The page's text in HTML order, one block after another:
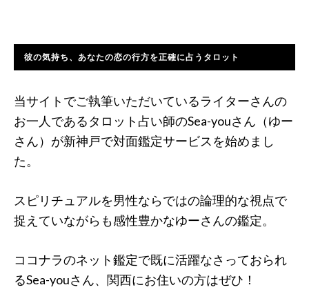
彼の気持ち、あなたの恋の行方を正確に占うタロット
当サイトでご執筆いただいているライターさんの
お一人であるタロット占い師のSea-youさん（ゆー
さん）が新神戸で対面鑑定サービスを始めまし
た。
スピリチュアルを男性ならではの論理的な視点で
捉えていながらも感性豊かなゆーさんの鑑定。
ココナラのネット鑑定で既に活躍なさっておられ
るSea-youさん、関西にお住いの方はぜひ！